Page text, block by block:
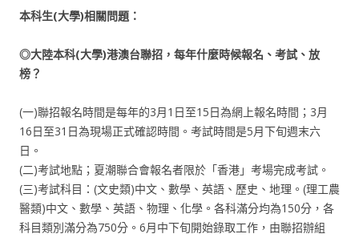
本科生(大學)相關問題：
◎大陸本科(大學)港澳台聯招，每年什麼時候報名、考試、放
榜？
(一)聯招報名時間是每年的3月1日至15日為網上報名時間；3月
16日至31日為現場正式確認時間。考試時間是5月下旬週末六
日。
(二)考試地點；夏潮聯合會報名者限於「香港」考場完成考試。
(三)考試科目：(文史類)中文、數學、英語、歷史、地理。(理工農
醫類)中文、數學、英語、物理、化學。各科滿分均為150分，各
科目類別滿分為750分。6月中下旬開始錄取工作，由聯招辦組